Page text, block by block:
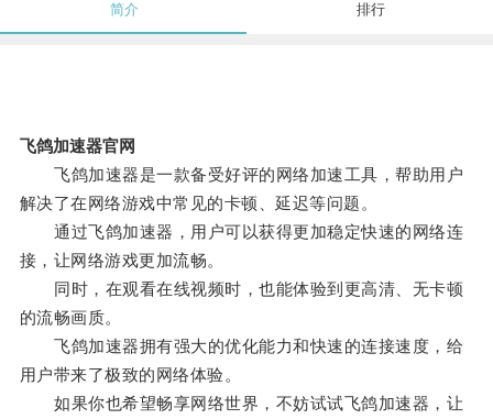
简介 排行
飞鸽加速器官网
飞鸽加速器是一款备受好评的网络加速工具，帮助用户
解决了在网络游戏中常见的卡顿、延迟等问题。
通过飞鸽加速器，用户可以获得更加稳定快速的网络连
接，让网络游戏更加流畅。
同时，在观看在线视频时，也能体验到更高清、无卡顿
的流畅画质。
飞鸽加速器拥有强大的优化能力和快速的连接速度，给
用户带来了极致的网络体验。
如果你也希望畅享网络世界，不妨试试飞鸽加速器，让